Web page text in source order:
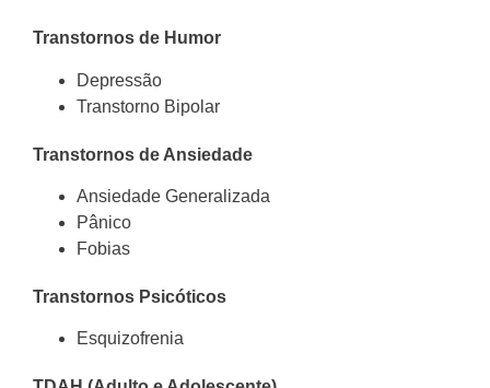
Transtornos de Humor
Depressão
Transtorno Bipolar
Transtornos de Ansiedade
Ansiedade Generalizada
Pânico
Fobias
Transtornos Psicóticos
Esquizofrenia